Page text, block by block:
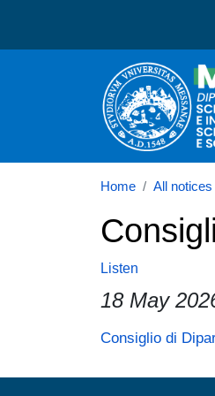
Dipartimento
Home All notices
Listen
18 May
Paragrafo
Consiglio di